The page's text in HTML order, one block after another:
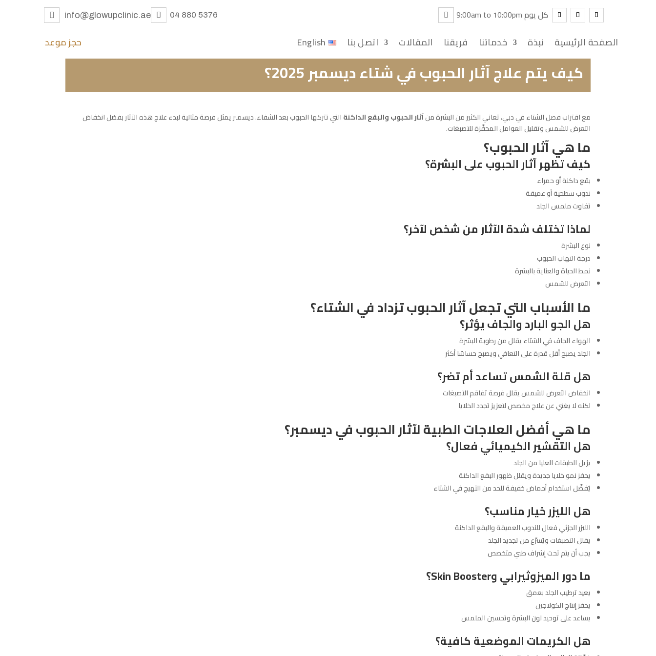
04 880 5376
info@glowupclinic.ae 9:00am to 10:00pm كل يوم
الصفحة الرئيسية نبذة خدماتنا فريقنا المقالات اتصل بنا English حجز موعد
كيف يتم علاج آثار الحبوب في شتاء ديسمبر 2025؟
مع اقتراب فصل الشتاء في دبي، تعاني الكثير من البشرة منآثار الحبوب والبقع الداكنةالتي تتركها الحبوب بعد الشفاء. ديسمبر يمثل فرصة مثالية لبدء علاج هذه الآثار بفضل انخفاض
التعرض للشمس وتقليل العوامل المحفّزة للتصبغات.
ما هي آثار الحبوب؟
كيف تظهر آثار الحبوب على البشرة؟
بقع داكنة أو حمراء
ندوب سطحية أو عميقة
تفاوت ملمس الجلد
لماذا تختلف شدة الآثار من شخص لآخر؟
نوع البشرة
درجة التهاب الحبوب
نمط الحياة والعناية بالبشرة
التعرض للشمس
ما الأسباب التي تجعل آثار الحبوب تزداد في الشتاء؟
هل الجو البارد والجاف يؤثر؟
الهواء الجاف في الشتاء يقلل من رطوبة البشرة
الجلد يصبح أقل قدرة على التعافي ويصبح حساسًا أكثر
هل قلة الشمس تساعد أم تضر؟
انخفاض التعرض للشمس يقلل فرصة تفاقم التصبغات
لكنه لا يغني عن علاج مخصص لتعزيز تجدد الخلايا
ما هي أفضل العلاجات الطبية لآثار الحبوب في ديسمبر؟
هل التقشير الكيميائي فعال؟
يزيل الطبقات العليا من الجلد
يحفز نمو خلايا جديدة ويقلل ظهور البقع الداكنة
يُفضّل استخدام أحماض خفيفة للحد من التهيج في الشتاء
هل الليزر خيار مناسب؟
الليزر الجزئي فعال للندوب العميقة والبقع الداكنة
يقلل التصبغات ويُسرّع من تجديد الجلد
يجب أن يتم تحت إشراف طبي متخصص
ما دور الميزوثيرابي وSkin Booster؟
يعيد ترطيب الجلد بعمق
يحفز إنتاج الكولاجين
يساعد على توحيد لون البشرة وتحسين الملمس
هل الكريمات الموضعية كافية؟